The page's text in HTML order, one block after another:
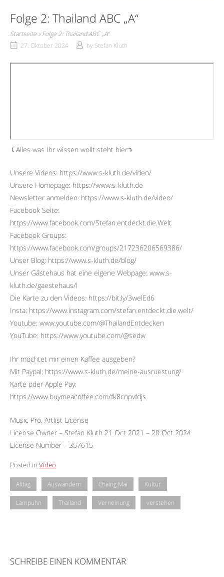
Folge 2: Thailand ABC „A“
Startseite »Folge 2: Thailand ABC „A“
27. Oktober 2024
by Stefan Kluth
⤹Alles was Ihr wissen wollt steht hier⤵︎
Unsere Videos: https://www.s-kluth.de/video/
Unsere Homepage: https://www.s-kluth.de
Newsletter anmelden: https://www.s-kluth.de/video/
Facebook Seite:
https://www.facebook.com/Stefan.entdeckt.die.Welt
Facebook Groups:
https://www.facebook.com/groups/217236206569386/
Unser Blog: https://www.s-kluth.de/blog/
Unser Gästehaus hat eine eigene Webpage: www.s-
kluth.de/gaestehaus/l
Die Karte zu den Videos: https://bit.ly/3welEd6
Insta: https://www.instagram.com/stefan.entdeckt.die.welt/
Youtube: www.youtube.com/@ThailandEntdecken
YouTube: https://www.youtube.com/@sedw
Ihr möchtet mir einen Kaffee ausgeben?
Mit Paypal: https://www.s-kluth.de/meine-ausruestung/
Karte oder Apple Pay:
https://www.buymeacoffee.com/fk8cnpvfdjs
Music Pro, Artlist License
License Owner – Stefan Kluth 21 Oct 2021 – 20 Oct 2024
License Number – 357615
Posted in Video
Alltag Auswandern Chaing Mai Kultur
Lampuhn Thailand Verneinung verstehen
SCHREIBE EINEN KOMMENTAR